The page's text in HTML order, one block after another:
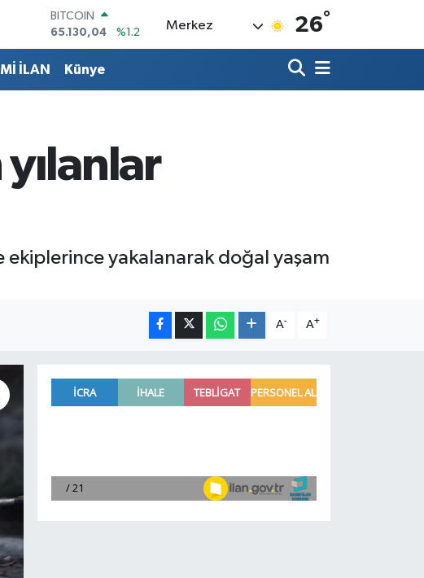
BITCOIN
65.130,04
%1.2
EURO
55,1652
%0.27
6618.49
%2.12
BİST100
Merkez 26°
İLAN Künye
ekiplerince yakalanarak doğal yaşam
A- A+